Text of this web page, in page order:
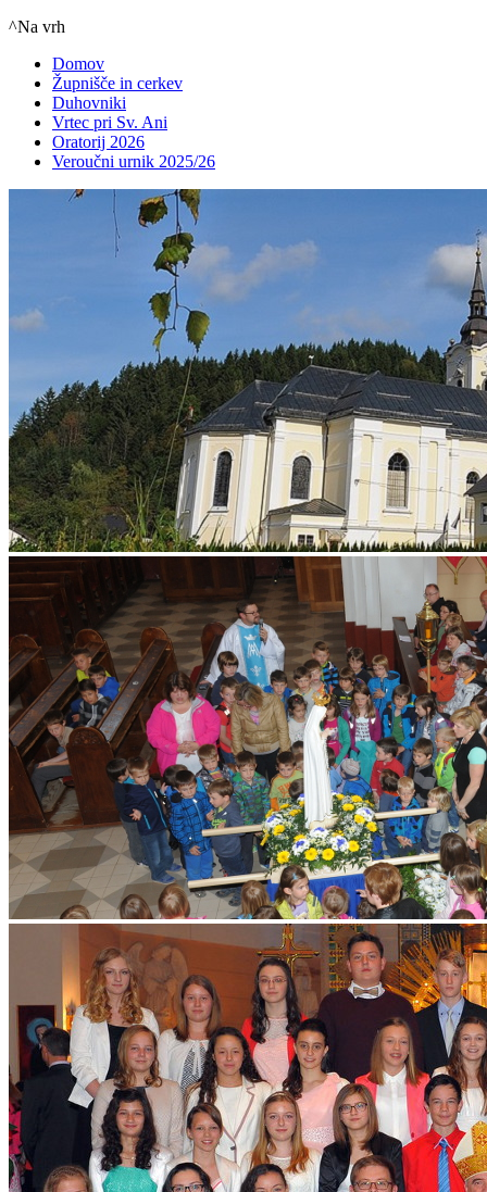
^Na vrh
Domov
Župnišče in cerkev
Duhovniki
Vrtec pri Sv. Ani
Oratorij 2026
Veroučni urnik 2025/26